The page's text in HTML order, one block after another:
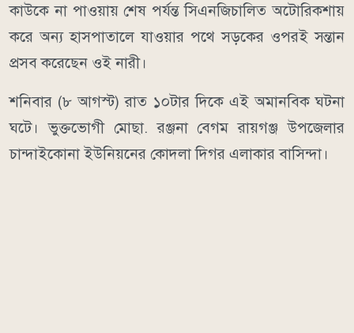
কাউকে না পাওয়ায় শেষ পর্যন্ত সিএনজিচালিত অটোরিকশায়
করে অন্য হাসপাতালে যাওয়ার পথে সড়কের ওপরই সন্তান
প্রসব করেছেন ওই নারী।
শনিবার (৮ আগস্ট) রাত ১০টার দিকে এই অমানবিক ঘটনা
ঘটে। ভুক্তভোগী মোছা. রঞ্জনা বেগম রায়গঞ্জ উপজেলার
চান্দাইকোনা ইউনিয়নের কোদলা দিগর এলাকার বাসিন্দা।